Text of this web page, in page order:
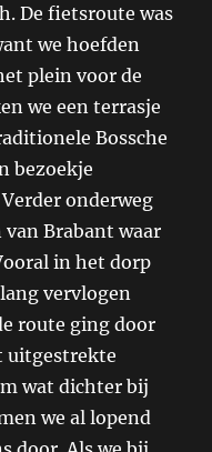
De fietsroute was
we hoefden
plein voor de
we een terrasje
Bossche
bezoekje
onderweg
Brabant waar
in het dorp
vervlogen
route ging door
uitgestrekte
wat dichter bij
we al lopend